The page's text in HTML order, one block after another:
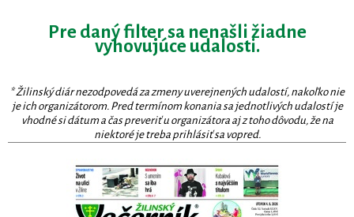
Pre daný filter sa nenašli žiadne
vyhovujúce udalosti.
* Žilinský diár nezodpovedá za zmeny uverejnených udalostí, nakoľko nie
je ich organizátorom. Pred termínom konania sa jednotlivých udalostí je
vhodné si dátum a čas preveriť u organizátora aj z toho dôvodu, že na
niektoré je treba prihlásiť sa vopred.